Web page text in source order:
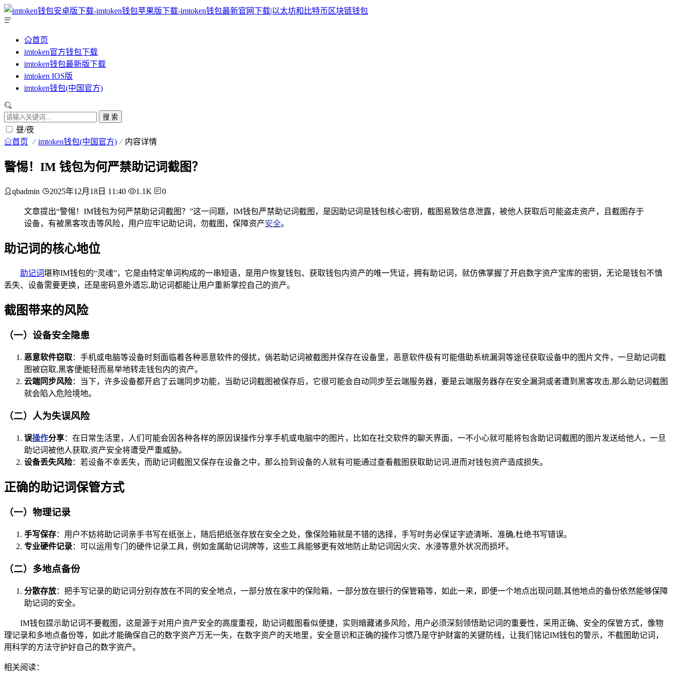
首页
imtoken官方钱包下载
imtoken钱包最新版下载
imtoken IOS版
imtoken钱包(中国官方)
搜 索
昼/夜
首页 imtoken钱包(中国官方) 内容详情
警惕！IM 钱包为何严禁助记词截图？
qbadmin 2025年12月18日 11:40 1.1K 0
文章提出“警惕！IM钱包为何严禁助记词截图？”这一问题，IM钱包严禁助记词截图，是因助记词是钱包核心密钥，截图易致信息泄露，被他人获取后可能盗走资产，且截图存于
设备，有被黑客攻击等风险，用户应牢记助记词，勿截图，保障资产安全。
助记词的核心地位
助记词堪称IM钱包的“灵魂”，它是由特定单词构成的一串短语，是用户恢复钱包、获取钱包内资产的唯一凭证，拥有助记词，就仿佛掌握了开启数字资产宝库的密钥，无论是钱包不慎
丢失、设备需要更换，还是密码意外遗忘,助记词都能让用户重新掌控自己的资产。
截图带来的风险
（一）设备安全隐患
恶意软件窃取：手机或电脑等设备时刻面临着各种恶意软件的侵扰，倘若助记词被截图并保存在设备里，恶意软件极有可能借助系统漏洞等途径获取设备中的图片文件，一旦助记词截
图被窃取,黑客便能轻而易举地转走钱包内的资产。
云端同步风险：当下，许多设备都开启了云端同步功能，当助记词截图被保存后，它很可能会自动同步至云端服务器，要是云端服务器存在安全漏洞或者遭到黑客攻击,那么助记词截图
就会陷入危险境地。
（二）人为失误风险
误操作分享：在日常生活里，人们可能会因各种各样的原因误操作分享手机或电脑中的图片，比如在社交软件的聊天界面，一不小心就可能将包含助记词截图的图片发送给他人，一旦
助记词被他人获取,资产安全将遭受严重威胁。
设备丢失风险：若设备不幸丢失，而助记词截图又保存在设备之中，那么捡到设备的人就有可能通过查看截图获取助记词,进而对钱包资产造成损失。
正确的助记词保管方式
（一）物理记录
手写保存：用户不妨将助记词亲手书写在纸张上，随后把纸张存放在安全之处，像保险箱就是不错的选择，手写时务必保证字迹清晰、准确,杜绝书写错误。
专业硬件记录：可以运用专门的硬件记录工具，例如金属助记词牌等，这些工具能够更有效地防止助记词因火灾、水浸等意外状况而损坏。
（二）多地点备份
分散存放：把手写记录的助记词分别存放在不同的安全地点，一部分放在家中的保险箱，一部分放在银行的保管箱等，如此一来，即便一个地点出现问题,其他地点的备份依然能够保障
助记词的安全。
IM钱包提示助记词不要截图，这是源于对用户资产安全的高度重视，助记词截图看似便捷，实则暗藏诸多风险，用户必须深刻领悟助记词的重要性，采用正确、安全的保管方式，像物
理记录和多地点备份等，如此才能确保自己的数字资产万无一失，在数字资产的天地里，安全意识和正确的操作习惯乃是守护财富的关键防线，让我们铭记IM钱包的警示，不截图助记词，
用科学的方法守护好自己的数字资产。
相关阅读：